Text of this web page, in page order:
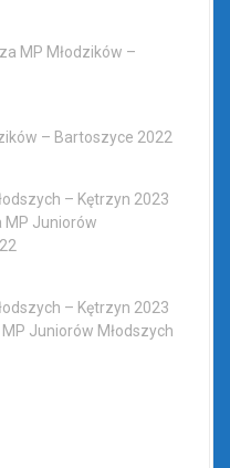
MP Młodzików –
– Bartoszyce 2022
– Kętrzyn 2023
MP Juniorów
– Kętrzyn 2023
Juniorów Młodszych